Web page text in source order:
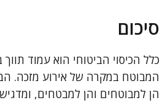
סיכום
כלל הכיסוי הביטוחי הוא עמוד
המבוטח במקרה של אירוע מזכה.
הן למבוטחים והן למבטחים,